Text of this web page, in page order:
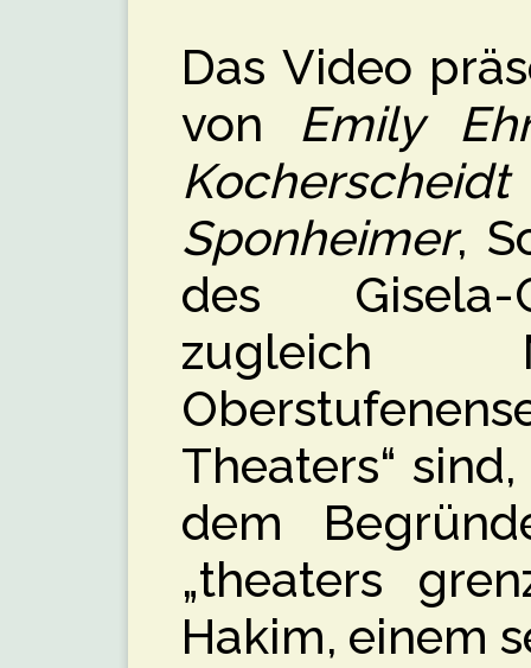
Das Video
von Emily
Sponheimer,
des Gisela-
zugleich
Theaters“
dem
„theaters
Hakim, einem